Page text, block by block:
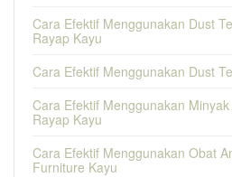
Cara Efektif Menggunakan Dust
Rayap Kayu
Cara Efektif Menggunakan Dust
Cara Efektif Menggunakan
Rayap Kayu
Cara Efektif Menggunakan Obat
Furniture Kayu